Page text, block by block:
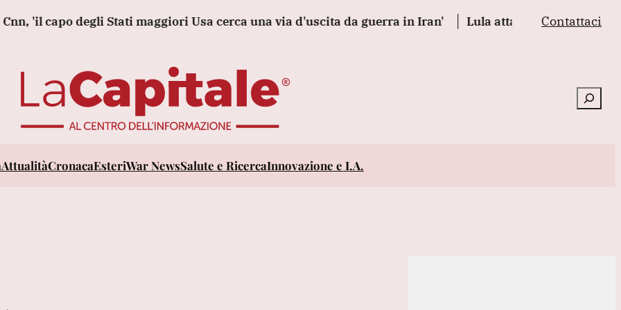
capo degli Stati maggiori Usa cerca una via d'uscita da guerra in Iran' Lula attacca Rubio, 'odia il
Contattaci
Cerca
AttualitàCronacaEsteriWar NewsSalute e RicercaInnovazione e I.A.